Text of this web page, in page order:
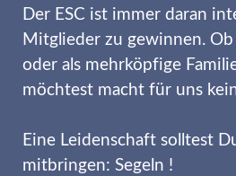
Der ESC ist immer daran
Mitglieder zu gewinnen.
oder als mehrköpfige
möchtest macht für uns
Eine Leidenschaft solltest
mitbringen: Segeln !